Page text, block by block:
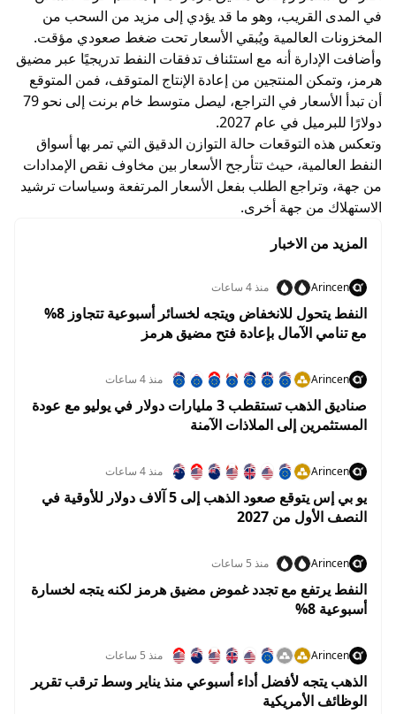
في المدى القريب، وهو ما قد يؤدي إلى مزيد من السحب من
المخزونات العالمية ويُبقي الأسعار تحت ضغط صعودي مؤقت.
وأضافت الإدارة أنه مع استئناف تدفقات النفط تدريجيًا عبر مضيق
هرمز، وتمكن المنتجين من إعادة الإنتاج المتوقف، فمن المتوقع
أن تبدأ الأسعار في التراجع، ليصل متوسط خام برنت إلى نحو 79
دولارًا للبرميل في عام 2027.
وتعكس هذه التوقعات حالة التوازن الدقيق التي تمر بها أسواق
النفط العالمية، حيث تتأرجح الأسعار بين مخاوف نقص الإمدادات
من جهة، وتراجع الطلب بفعل الأسعار المرتفعة وسياسات ترشيد
الاستهلاك من جهة أخرى.
المزيد من الاخبار
Arincen منذ 4 ساعات
النفط يتحول للانخفاض ويتجه لخسائر أسبوعية تتجاوز 8%
مع تنامي الآمال بإعادة فتح مضيق هرمز
Arincen منذ 4 ساعات
صناديق الذهب تستقطب 3 مليارات دولار في يوليو مع عودة
المستثمرين إلى الملاذات الآمنة
Arincen منذ 4 ساعات
يو بي إس يتوقع صعود الذهب إلى 5 آلاف دولار للأوقية في
النصف الأول من 2027
Arincen منذ 5 ساعات
النفط يرتفع مع تجدد غموض مضيق هرمز لكنه يتجه لخسارة
أسبوعية 8%
Arincen منذ 5 ساعات
الذهب يتجه لأفضل أداء أسبوعي منذ يناير وسط ترقب تقرير
الوظائف الأمريكية